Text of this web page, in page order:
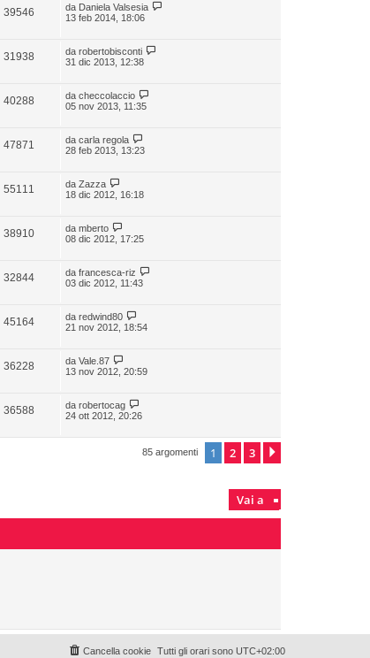
39546 da Daniela Valsesia
13 feb 2014, 18:06
31938 da robertobisconti
31 dic 2013, 12:38
40288 da checcolaccio
05 nov 2013, 11:35
47871 da carla regola
28 feb 2013, 13:23
55111 da Zazza
18 dic 2012, 16:18
38910 da mberto
08 dic 2012, 17:25
32844 da francesca-riz
03 dic 2012, 11:43
45164 da redwind80
21 nov 2012, 18:54
36228 da Vale.87
13 nov 2012, 20:59
36588 da robertocag
24 ott 2012, 20:26
85 argomenti 1 2 3
Vai a
Tutti gli orari sono UTC+02:00
Cancella cookie